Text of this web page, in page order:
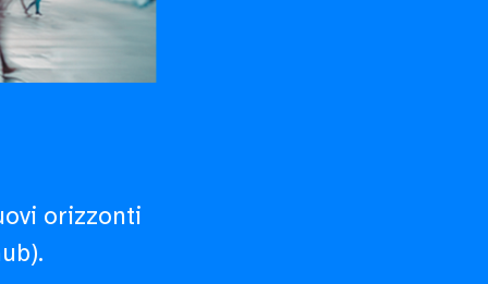
orizzonti